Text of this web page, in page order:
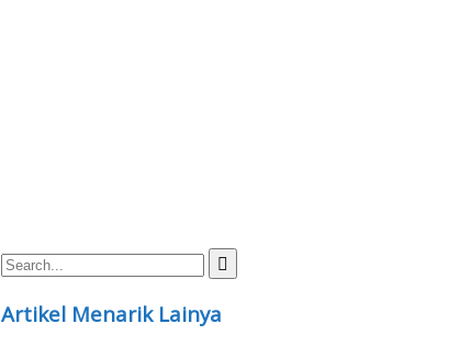
Artikel Menarik Lainya